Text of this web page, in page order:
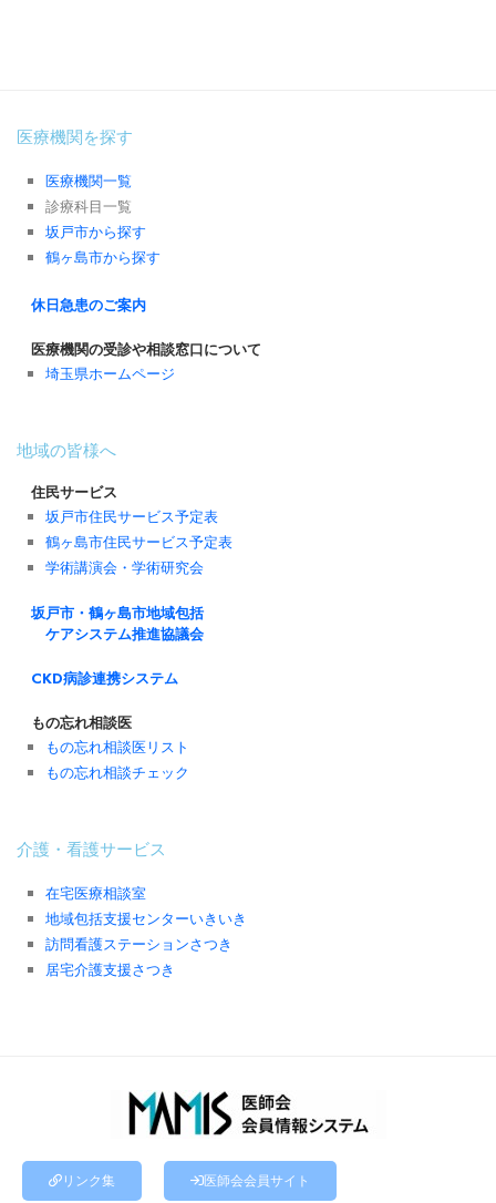
医療機関を探す
医療機関一覧
診療科目一覧
坂戸市から探す
鶴ヶ島市から探す
休日急患のご案内
医療機関の受診や相談窓口について
埼玉県ホームページ
地域の皆様へ
住民サービス
坂戸市住民サービス予定表
鶴ヶ島市住民サービス予定表
学術講演会・学術研究会
坂戸市・鶴ヶ島市地域包括
ケアシステム推進協議会
CKD病診連携システム
もの忘れ相談医
もの忘れ相談医リスト
もの忘れ相談チェック
介護・看護サービス
在宅医療相談室
地域包括支援センターいきいき
訪問看護ステーションさつき
居宅介護支援さつき
リンク集 医師会会員サイト